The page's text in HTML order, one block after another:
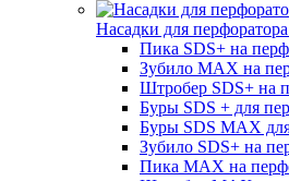
Насадки для
Пика SDS+ на
Зубило MAX на
Штробер SDS+ на
Буры SDS + для
Буры SDS MAX
Зубило SDS+ на
Пика MAX на